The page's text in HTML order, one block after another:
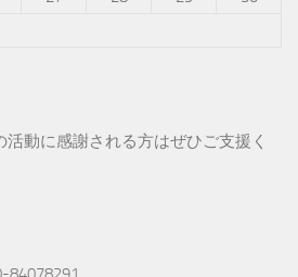
動に感謝される方はぜひご支援く